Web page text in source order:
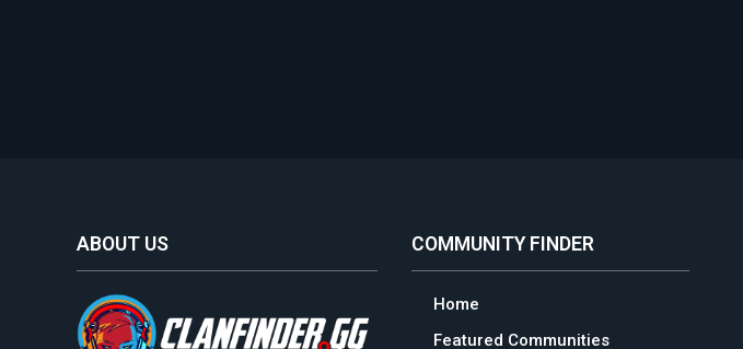
ABOUT US COMMUNITY FINDER
Home
Featured Communities